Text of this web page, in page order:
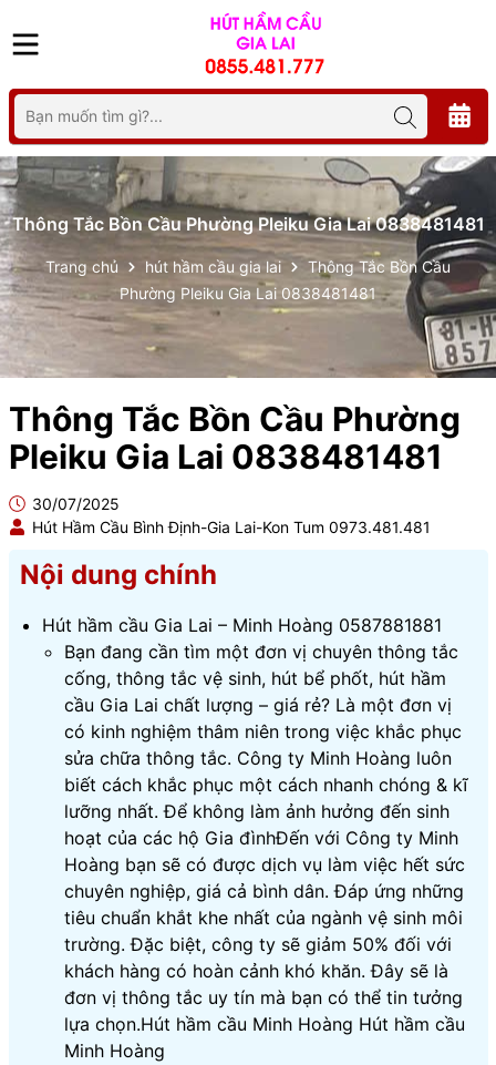
Thông Tắc Bồn Cầu Phường Pleiku Gia Lai 0838481481
Trang chủ hút hầm cầu gia lai
Thông Tắc Bồn Cầu
Phường Pleiku Gia Lai 0838481481
Thông Tắc Bồn Cầu Phường
Pleiku Gia Lai 0838481481
30/07/2025
Hút Hầm Cầu Bình Định-Gia Lai-Kon Tum 0973.481.481
Nội dung chính
Hút hầm cầu Gia Lai – Minh Hoàng 0587881881
Bạn đang cần tìm một đơn vị chuyên thông tắc
cống, thông tắc vệ sinh, hút bể phốt, hút hầm
cầu Gia Lai chất lượng – giá rẻ? Là một đơn vị
có kinh nghiệm thâm niên trong việc khắc phục
sửa chữa thông tắc. Công ty Minh Hoàng luôn
biết cách khắc phục một cách nhanh chóng & kĩ
lưỡng nhất. Để không làm ảnh hưởng đến sinh
hoạt của các hộ Gia đìnhĐến với Công ty Minh
Hoàng bạn sẽ có được dịch vụ làm việc hết sức
chuyên nghiệp, giá cả bình dân. Đáp ứng những
tiêu chuẩn khắt khe nhất của ngành vệ sinh môi
trường. Đặc biệt, công ty sẽ giảm 50% đối với
khách hàng có hoàn cảnh khó khăn. Đây sẽ là
đơn vị thông tắc uy tín mà bạn có thể tin tưởng
lựa chọn.Hút hầm cầu Minh Hoàng Hút hầm cầu
Minh Hoàng